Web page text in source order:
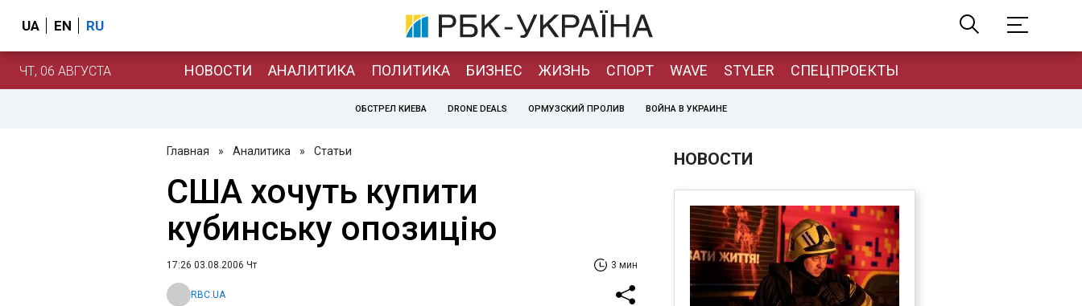
UA EN RU
ЧТ, 06 АВГУСТА НОВОСТИ АНАЛИТИКА ПОЛИТИКА БИЗНЕС ЖИЗНЬ СПОРТ WAVE STYLER СПЕЦПРОЕКТЫ
ОБСТРЕЛ КИЕВА DRONE DEALS ОРМУЗСКИЙ ПРОЛИВ ВОЙНА В УКРАИНЕ
Главная » Аналитика » Статьи
США хочуть купити
кубинську опозицію
17:26 03.08.2006 Чт 3 мин
RBC.UA
НОВОСТИ